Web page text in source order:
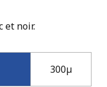
et noir.
300µ